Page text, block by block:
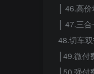
│ 46.高
│ 47.三
48.切车
│49.微